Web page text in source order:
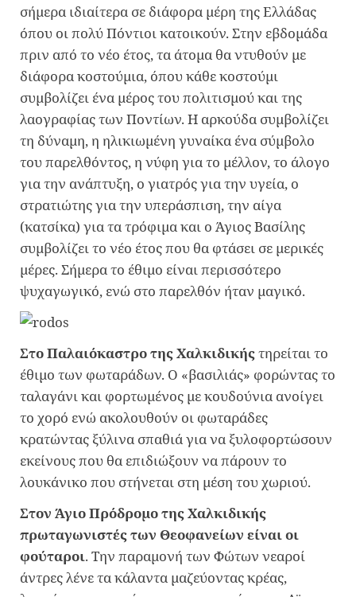
σήμερα ιδιαίτερα σε διάφορα μέρη της Ελλάδας
όπου οι πολύ Πόντιοι κατοικούν. Στην εβδομάδα
πριν από το νέο έτος, τα άτομα θα ντυθούν με
διάφορα κοστούμια, όπου κάθε κοστούμι
συμβολίζει ένα μέρος του πολιτισμού και της
λαογραφίας των Ποντίων. Η αρκούδα συμβολίζει
τη δύναμη, η ηλικιωμένη γυναίκα ένα σύμβολο
του παρελθόντος, η νύφη για το μέλλον, το άλογο
για την ανάπτυξη, ο γιατρός για την υγεία, ο
στρατιώτης για την υπεράσπιση, την αίγα
(κατσίκα) για τα τρόφιμα και ο Άγιος Βασίλης
συμβολίζει το νέο έτος που θα φτάσει σε μερικές
μέρες. Σήμερα το έθιμο είναι περισσότερο
ψυχαγωγικό, ενώ στο παρελθόν ήταν μαγικό.
Στο Παλαιόκαστρο της Χαλκιδικήςτηρείται το
έθιμο των φωταράδων. Ο «βασιλιάς» φορώντας το
ταλαγάνι και φορτωμένος με κουδούνια ανοίγει
το χορό ενώ ακολουθούν οι φωταράδες
κρατώντας ξύλινα σπαθιά για να ξυλοφορτώσουν
εκείνους που θα επιδιώξουν να πάρουν το
λουκάνικο που στήνεται στη μέση του χωριού.
Στον Άγιο Πρόδρομο της Χαλκιδικής
πρωταγωνιστές των Θεοφανείων είναι οι
φούταροι. Την παραμονή των Φώτων νεαροί
άντρες λένε τα κάλαντα μαζεύοντας κρέας,